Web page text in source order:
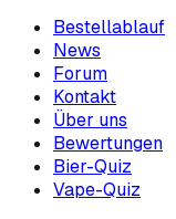
Bestellablauf
News
Forum
Kontakt
Über uns
Bewertungen
Bier-Quiz
Vape-Quiz